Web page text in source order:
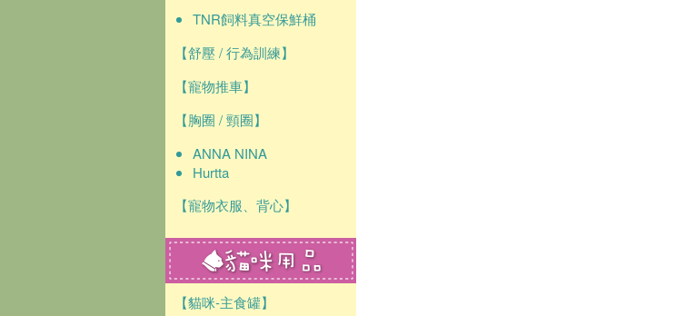
TNR飼料真空保鮮桶
【舒壓 / 行為訓練】
【寵物推車】
【胸圈 / 頸圈】
ANNA NINA
Hurtta
【寵物衣服、背心】
【貓咪-主食罐】